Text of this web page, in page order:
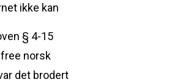
ikke kan
§ 4-15
norsk
det brodert